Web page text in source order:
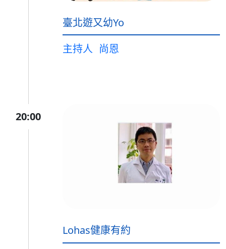
臺北遊又幼Yo
主持人 尚恩
20:00
Lohas健康有約